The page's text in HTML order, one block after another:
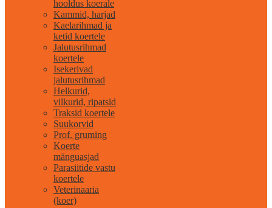
hooldus koerale
Kammid, harjad
Kaelarihmad ja
ketid koertele
Jalutusrihmad
koertele
Isekerivad
jalutusrihmad
Helkurid,
vilkurid, ripatsid
Traksid koertele
Suukorvid
Prof. gruming
Koerte
mänguasjad
Parasiitide vastu
koertele
Veterinaaria
(koer)